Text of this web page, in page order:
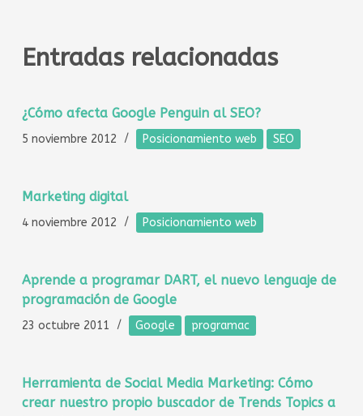
Entradas relacionadas
¿Cómo afecta Google Penguin al SEO?
5 noviembre 2012 Posicionamiento web SEO
Marketing digital
4 noviembre 2012 Posicionamiento web
Aprende a programar DART, el nuevo lenguaje de
programación de Google
23 octubre 2011 Google programac
Herramienta de Social Media Marketing: Cómo
crear nuestro propio buscador de Trends Topics a